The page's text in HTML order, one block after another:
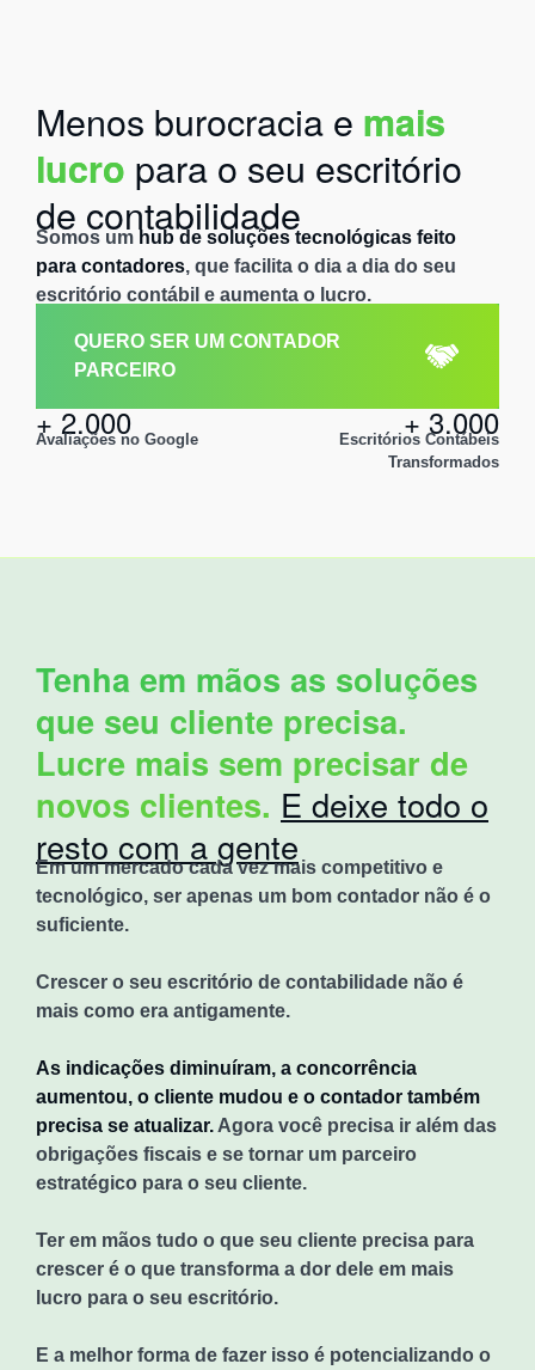
Menos burocracia e mais
lucro para o seu escritório
de contabilidade
Somos um hub de soluções tecnológicas feito
para contadores, que facilita o dia a dia do seu
escritório contábil e aumenta o lucro.
QUERO SER UM CONTADOR
PARCEIRO
+ 2.000
Avaliações no Google + 3.000
Escritórios Contábeis
Transformados
Tenha em mãos as soluções
que seu cliente precisa.
Lucre mais sem precisar de
novos clientes. E deixe todo o
resto com a gente
Em um mercado cada vez mais competitivo e
tecnológico, ser apenas um bom contador não é o
suficiente.
Crescer o seu escritório de contabilidade não é
mais como era antigamente.
As indicações diminuíram, a concorrência
aumentou, o cliente mudou e o contador também
precisa se atualizar. Agora você precisa ir além das
obrigações fiscais e se tornar um parceiro
estratégico para o seu cliente.
Ter em mãos tudo o que seu cliente precisa para
crescer é o que transforma a dor dele em mais
lucro para o seu escritório.
E a melhor forma de fazer isso é potencializando o